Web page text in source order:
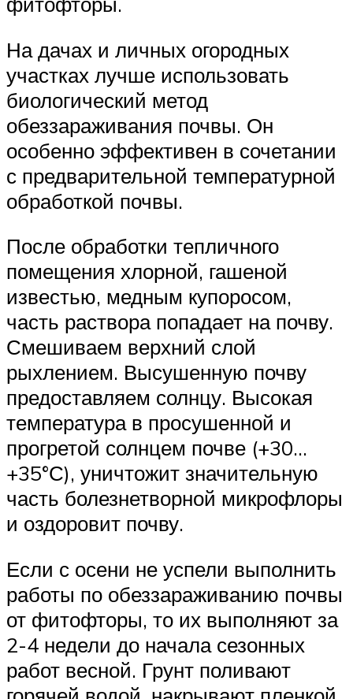
На дачах и личных огородных
участках лучше использовать
биологический метод
обеззараживания почвы. Он
особенно эффективен в сочетании
с предварительной температурной
обработкой почвы.
После обработки тепличного
помещения хлорной, гашеной
известью, медным купоросом,
часть раствора попадает на почву.
Смешиваем верхний слой
рыхлением. Высушенную почву
предоставляем солнцу. Высокая
температура в просушенной и
прогретой солнцем почве (+30…
+35°С), уничтожит значительную
часть болезнетворной микрофлоры
и оздоровит почву.
Если с осени не успели выполнить
работы по обеззараживанию почвы
от фитофторы, то их выполняют за
2-4 недели до начала сезонных
работ весной. Грунт поливают